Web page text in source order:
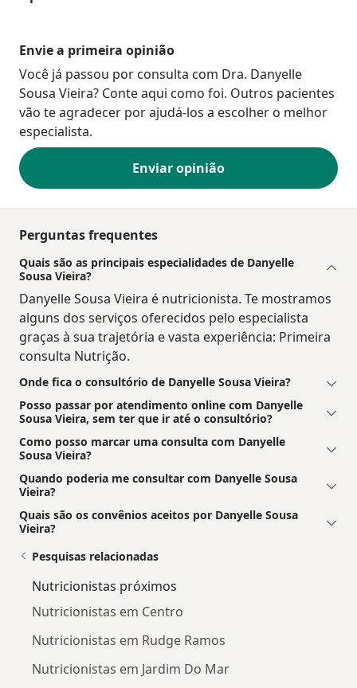
Envie a primeira opinião
Você já passou por consulta com Dra. Danyelle
Sousa Vieira? Conte aqui como foi. Outros pacientes
vão te agradecer por ajudá-los a escolher o melhor
especialista.
Enviar opinião
Perguntas frequentes
Quais são as principais especialidades de Danyelle
Sousa Vieira?
Danyelle Sousa Vieira é nutricionista. Te mostramos
alguns dos serviços oferecidos pelo especialista
graças à sua trajetória e vasta experiência: Primeira
consulta Nutrição.
Onde fica o consultório de Danyelle Sousa Vieira?
Posso passar por atendimento online com Danyelle
Sousa Vieira, sem ter que ir até o consultório?
Como posso marcar uma consulta com Danyelle
Sousa Vieira?
Quando poderia me consultar com Danyelle Sousa
Vieira?
Quais são os convênios aceitos por Danyelle Sousa
Vieira?
Pesquisas relacionadas
Nutricionistas próximos
Nutricionistas em Centro
Nutricionistas em Rudge Ramos
Nutricionistas em Jardim Do Mar